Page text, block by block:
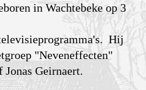
in Wachtebeke op 3
Hij
"Neveneffecten"
Geirnaert.